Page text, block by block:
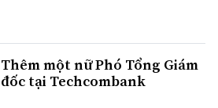
Thêm một nữ Phó Tổng Giám
đốc tại Techcombank